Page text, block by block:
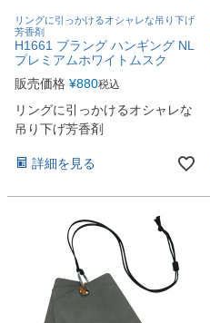
リングに引っかけるオシャレな吊り下げ
芳香剤
H1661 ブラング ハンギング NL
プレミアムホワイトムスク
販売価格 ¥880税込
リングに引っかけるオシャレな
吊り下げ芳香剤
詳細を見る